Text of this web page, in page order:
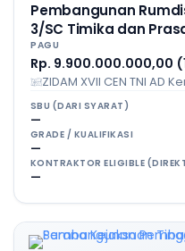
Pembangunan
3/SC Timika dan
PAGU
Rp. 9.900.000.000,00
ZIDAM XVII CEN TNI AD
SBU (DARI SYARAT)
—
GRADE / KUALIFIKASI
—
KONTRAKTOR ELIGIBLE
—